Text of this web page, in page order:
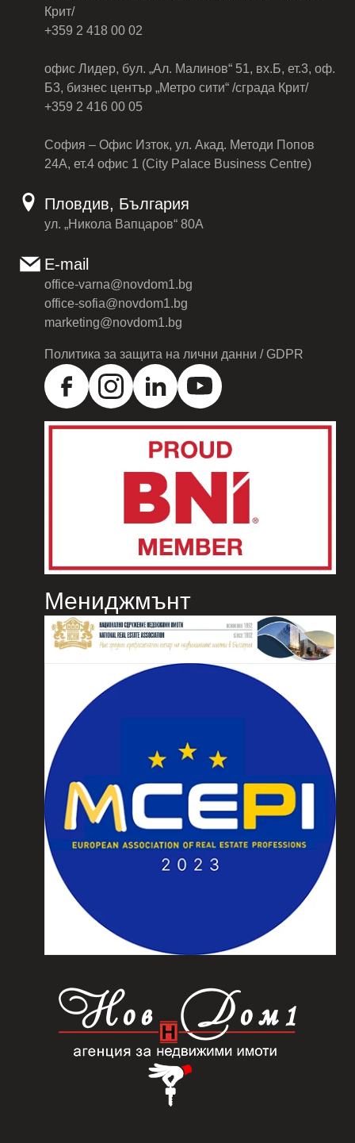
Крит/
+359 2 418 00 02
офис Лидер, бул. „Ал. Малинов“ 51, вх.Б, ет.3, оф.
Б3, бизнес център „Метро сити“ /сграда Крит/
+359 2 416 00 05
София – Офис Изток, ул. Акад. Методи Попов
24А, ет.4 офис 1 (City Palace Business Centre)
Пловдив, България
ул. „Никола Вапцаров“ 80А
E-mail
office-varna@novdom1.bg
office-sofia@novdom1.bg
marketing@novdom1.bg
Политика за защита на лични данни / GDPR
Мениджмънт